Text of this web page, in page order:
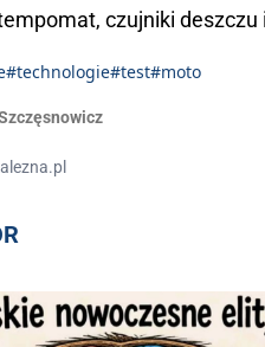
czujniki
#technologie#test#moto